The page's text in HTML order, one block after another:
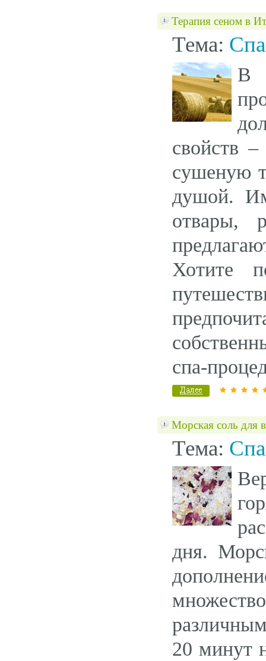
Терапия сеном в
Тема:
В
свойств
сушеную
душой.
отвары,
Хотите
спа-
Морская соль для
Тема:
дня.
20 минут